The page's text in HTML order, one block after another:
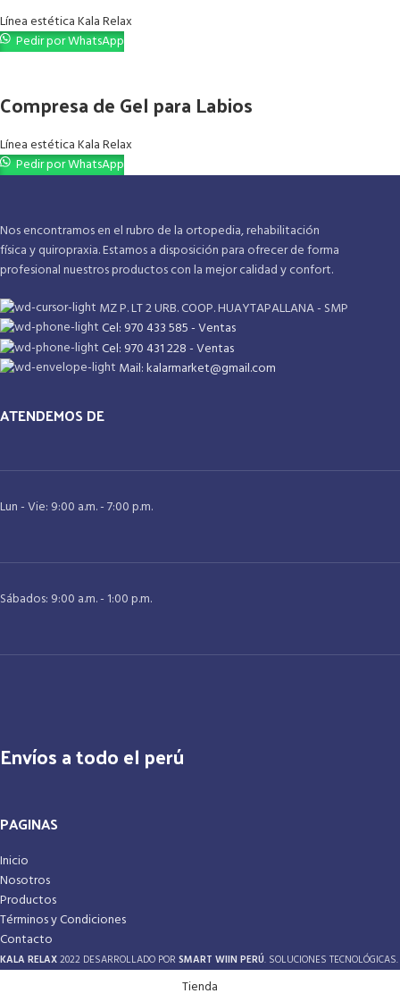
Línea estética Kala Relax
Pedir por WhatsApp
Compresa de Gel para Labios
Línea estética Kala Relax
Pedir por WhatsApp
Nos encontramos en el rubro de la ortopedia, rehabilitación
física y quiropraxia. Estamos a disposición para ofrecer de forma
profesional nuestros productos con la mejor calidad y confort.
MZ P. LT 2 URB. COOP. HUAYTAPALLANA - SMP
Cel: 970 433 585 - Ventas
Cel: 970 431 228 - Ventas
Mail: kalarmarket@gmail.com
ATENDEMOS DE
Lun - Vie: 9:00 a.m. - 7:00 p.m.
Sábados: 9:00 a.m. - 1:00 p.m.
Envíos a todo el perú
PAGINAS
Inicio
Nosotros
Productos
Términos y Condiciones
Contacto
KALA RELAX2022 DESARROLLADO POR SMART WIIN PERÚ. SOLUCIONES TECNOLÓGICAS.
Tienda